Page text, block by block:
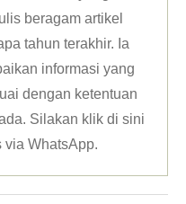
beragam artikel
tahun terakhir. Ia
informasi yang
dengan ketentuan
Silakan klikdi sini
via WhatsApp.